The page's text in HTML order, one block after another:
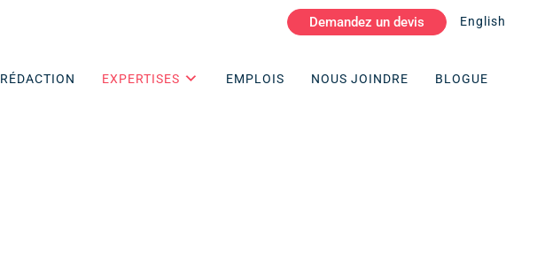
Demandez un devis English
RÉDACTION EXPERTISES EMPLOIS NOUS JOINDRE BLOGUE